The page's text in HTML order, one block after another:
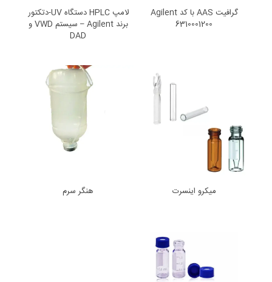
گرافیت AAS با کد Agilent
6310001200
لامپ‌ HPLC دستگاه‌ UV-دتکتور
برند Agilent – سیستم‌ VWD و
DAD
میکرو اینسرت هنگر سرم